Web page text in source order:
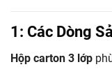
1: Các Dòng
Hộp carton 3 lớp